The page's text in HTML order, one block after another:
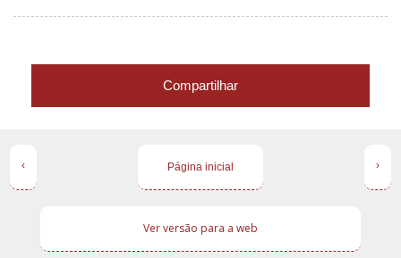
Compartilhar
‹ ›
Página inicial
Ver versão para a web